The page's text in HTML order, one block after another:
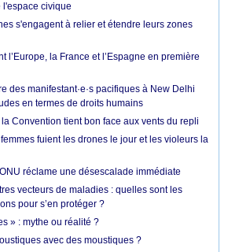
l'espace civique
s'engagent à relier et étendre leurs zones
l’Europe, la France et l’Espagne en première
des manifestant·e·s pacifiques à New Delhi
en termes de droits humains
Convention tient bon face aux vents du repli
fuient les drones le jour et les violeurs la
réclame une désescalade immédiate
vecteurs de maladies : quelles sont les
pour s’en protéger ?
» : mythe ou réalité ?
avec des moustiques ?